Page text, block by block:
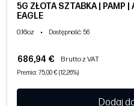
5G ZŁOTA SZTABKA | PAMP |
EAGLE
0.16oz • Dostępność: 56
686,94 € Brutto z VAT
Premia: 75,00 € (12,26%)
Dodaj